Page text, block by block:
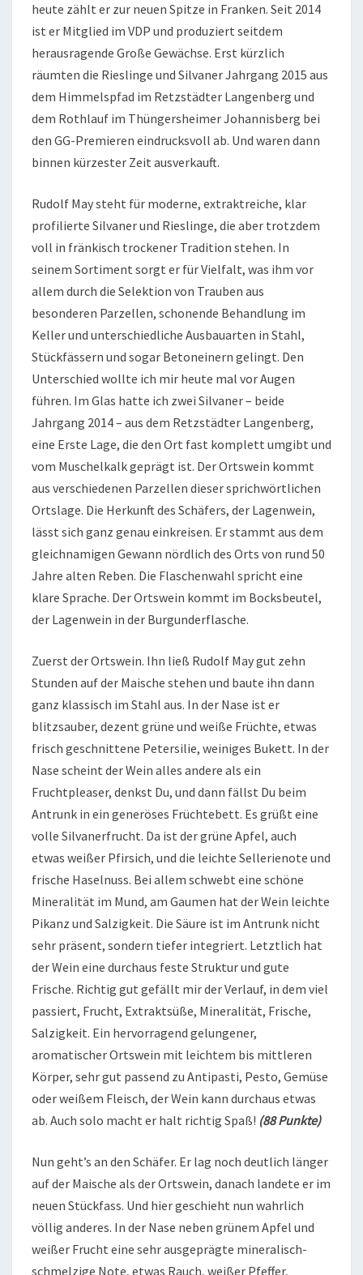
heute zählt er zur neuen Spitze in Franken. Seit 2014
ist er Mitglied im VDP und produziert seitdem
herausragende Große Gewächse. Erst kürzlich
räumten die Rieslinge und Silvaner Jahrgang 2015 aus
dem Himmelspfad im Retzstädter Langenberg und
dem Rothlauf im Thüngersheimer Johannisberg bei
den GG-Premieren eindrucksvoll ab. Und waren dann
binnen kürzester Zeit ausverkauft.
Rudolf May steht für moderne, extraktreiche, klar
profilierte Silvaner und Rieslinge, die aber trotzdem
voll in fränkisch trockener Tradition stehen. In
seinem Sortiment sorgt er für Vielfalt, was ihm vor
allem durch die Selektion von Trauben aus
besonderen Parzellen, schonende Behandlung im
Keller und unterschiedliche Ausbauarten in Stahl,
Stückfässern und sogar Betoneinern gelingt. Den
Unterschied wollte ich mir heute mal vor Augen
führen. Im Glas hatte ich zwei Silvaner – beide
Jahrgang 2014 – aus dem Retzstädter Langenberg,
eine Erste Lage, die den Ort fast komplett umgibt und
vom Muschelkalk geprägt ist. Der Ortswein kommt
aus verschiedenen Parzellen dieser sprichwörtlichen
Ortslage. Die Herkunft des Schäfers, der Lagenwein,
lässt sich ganz genau einkreisen. Er stammt aus dem
gleichnamigen Gewann nördlich des Orts von rund 50
Jahre alten Reben. Die Flaschenwahl spricht eine
klare Sprache. Der Ortswein kommt im Bocksbeutel,
der Lagenwein in der Burgunderflasche.
Zuerst der Ortswein. Ihn ließ Rudolf May gut zehn
Stunden auf der Maische stehen und baute ihn dann
ganz klassisch im Stahl aus. In der Nase ist er
blitzsauber, dezent grüne und weiße Früchte, etwas
frisch geschnittene Petersilie, weiniges Bukett. In der
Nase scheint der Wein alles andere als ein
Fruchtpleaser, denkst Du, und dann fällst Du beim
Antrunk in ein generöses Früchtebett. Es grüßt eine
volle Silvanerfrucht. Da ist der grüne Apfel, auch
etwas weißer Pfirsich, und die leichte Sellerienote und
frische Haselnuss. Bei allem schwebt eine schöne
Mineralität im Mund, am Gaumen hat der Wein leichte
Pikanz und Salzigkeit. Die Säure ist im Antrunk nicht
sehr präsent, sondern tiefer integriert. Letztlich hat
der Wein eine durchaus feste Struktur und gute
Frische. Richtig gut gefällt mir der Verlauf, in dem viel
passiert, Frucht, Extraktsüße, Mineralität, Frische,
Salzigkeit. Ein hervorragend gelungener,
aromatischer Ortswein mit leichtem bis mittleren
Körper, sehr gut passend zu Antipasti, Pesto, Gemüse
oder weißem Fleisch, der Wein kann durchaus etwas
ab. Auch solo macht er halt richtig Spaß! (88 Punkte)
Nun geht’s an den Schäfer. Er lag noch deutlich länger
auf der Maische als der Ortswein, danach landete er im
neuen Stückfass. Und hier geschieht nun wahrlich
völlig anderes. In der Nase neben grünem Apfel und
weißer Frucht eine sehr ausgeprägte mineralisch-
schmelzige Note, etwas Rauch, weißer Pfeffer,